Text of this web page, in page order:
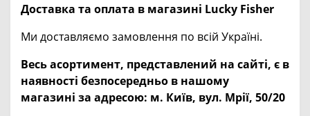
Доставка та оплата в магазині Lucky Fisher
Ми доставляємо замовлення по всій Україні.
Весь асортимент, представлений на сайті, є в
наявності безпосередньо в нашому
магазині за адресою: м. Київ, вул. Мрії, 50/20